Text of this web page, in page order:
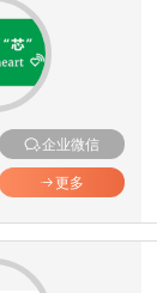
企业微信
更多